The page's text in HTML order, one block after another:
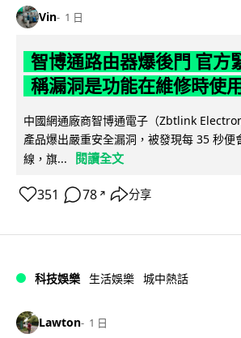
Vin 1 日
智博通路由器爆後門 官方
稱漏洞是功能在維修時使用
中國網通廠商智博通電子（Zbtlink
產品爆出嚴重安全漏洞，被發現每 35 秒便
線，旗...
閱讀全文
351 78 ↗ 分享
科技娛樂 生活娛樂 城中熱話
Lawton 1 日